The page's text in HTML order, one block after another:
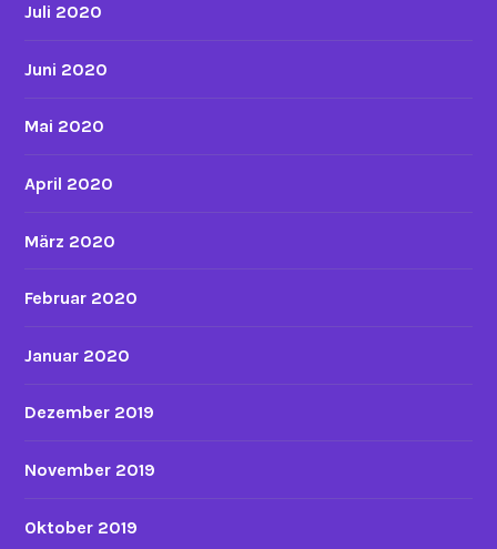
Juli 2020
Juni 2020
Mai 2020
April 2020
März 2020
Februar 2020
Januar 2020
Dezember 2019
November 2019
Oktober 2019